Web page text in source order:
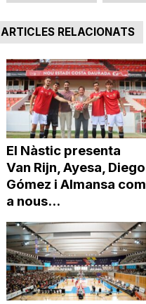
ARTICLES RELACIONATS
El Nàstic presenta
Van Rijn, Ayesa, Diego
Gómez i Almansa com
a nous...